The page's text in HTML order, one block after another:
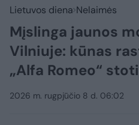
Lietuvos diena Nelaimės
Mįslinga jaunos
Vilniuje: kūnas
„Alfa Romeo“
2026 m. rugpjūčio 8 d. 06:02